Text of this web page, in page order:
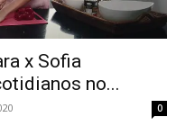
x Sofia
no...
0